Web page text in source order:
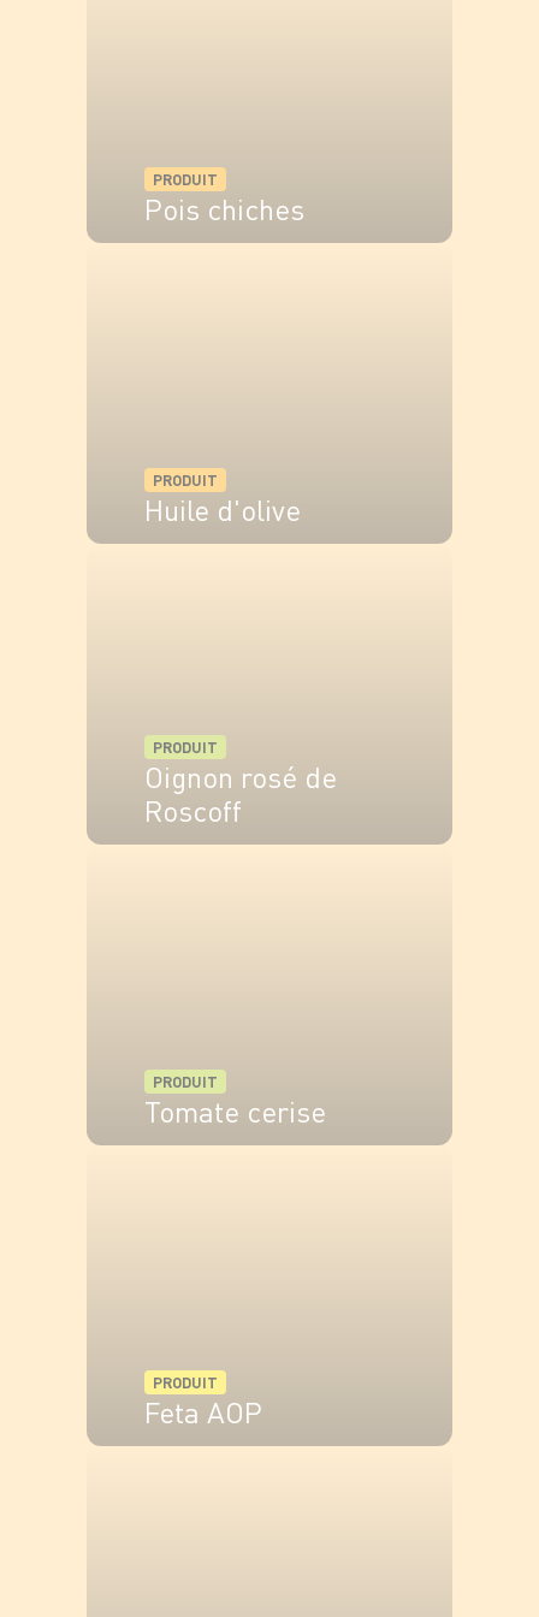
PRODUIT
Pois chiches
PRODUIT
Huile d'olive
PRODUIT
Oignon rosé de
Roscoff
PRODUIT
Tomate cerise
PRODUIT
Feta AOP